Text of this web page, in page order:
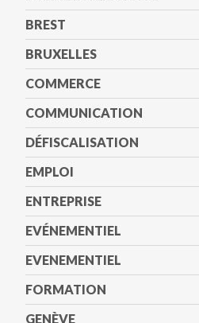
BREST
BRUXELLES
COMMERCE
COMMUNICATION
DÉFISCALISATION
EMPLOI
ENTREPRISE
EVÉNEMENTIEL
EVENEMENTIEL
FORMATION
GENÈVE